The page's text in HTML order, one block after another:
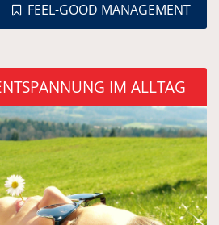
FEEL-GOOD MANAGEMENT
IM ALLTAG